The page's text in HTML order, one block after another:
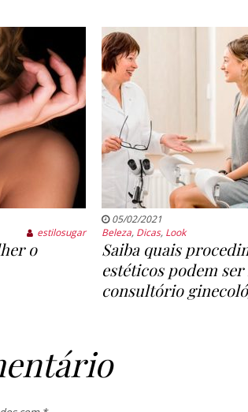
estilosugar
o
05/02/2021
Beleza, Dicas, Look
Saiba quais
estéticos podem
consultório